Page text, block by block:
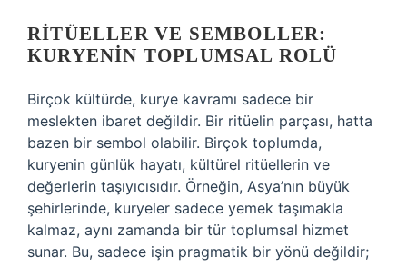
RITÜELLER VE SEMBOLLER:
KURYENIN TOPLUMSAL ROLÜ
Birçok kültürde, kurye kavramı sadece bir
meslekten ibaret değildir. Bir ritüelin parçası, hatta
bazen bir sembol olabilir. Birçok toplumda,
kuryenin günlük hayatı, kültürel ritüellerin ve
değerlerin taşıyıcısıdır. Örneğin, Asya’nın büyük
şehirlerinde, kuryeler sadece yemek taşımakla
kalmaz, aynı zamanda bir tür toplumsal hizmet
sunar. Bu, sadece işin pragmatik bir yönü değildir;